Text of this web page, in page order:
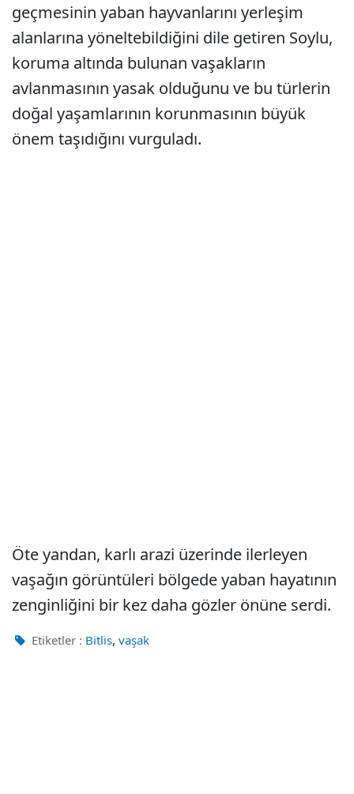
geçmesinin yaban hayvanlarını yerleşim
alanlarına yöneltebildiğini dile getiren Soylu,
koruma altında bulunan vaşakların
avlanmasının yasak olduğunu ve bu türlerin
doğal yaşamlarının korunmasının büyük
önem taşıdığını vurguladı.
Öte yandan, karlı arazi üzerinde ilerleyen
vaşağın görüntüleri bölgede yaban hayatının
zenginliğini bir kez daha gözler önüne serdi.
Etiketler : Bitlis, vaşak